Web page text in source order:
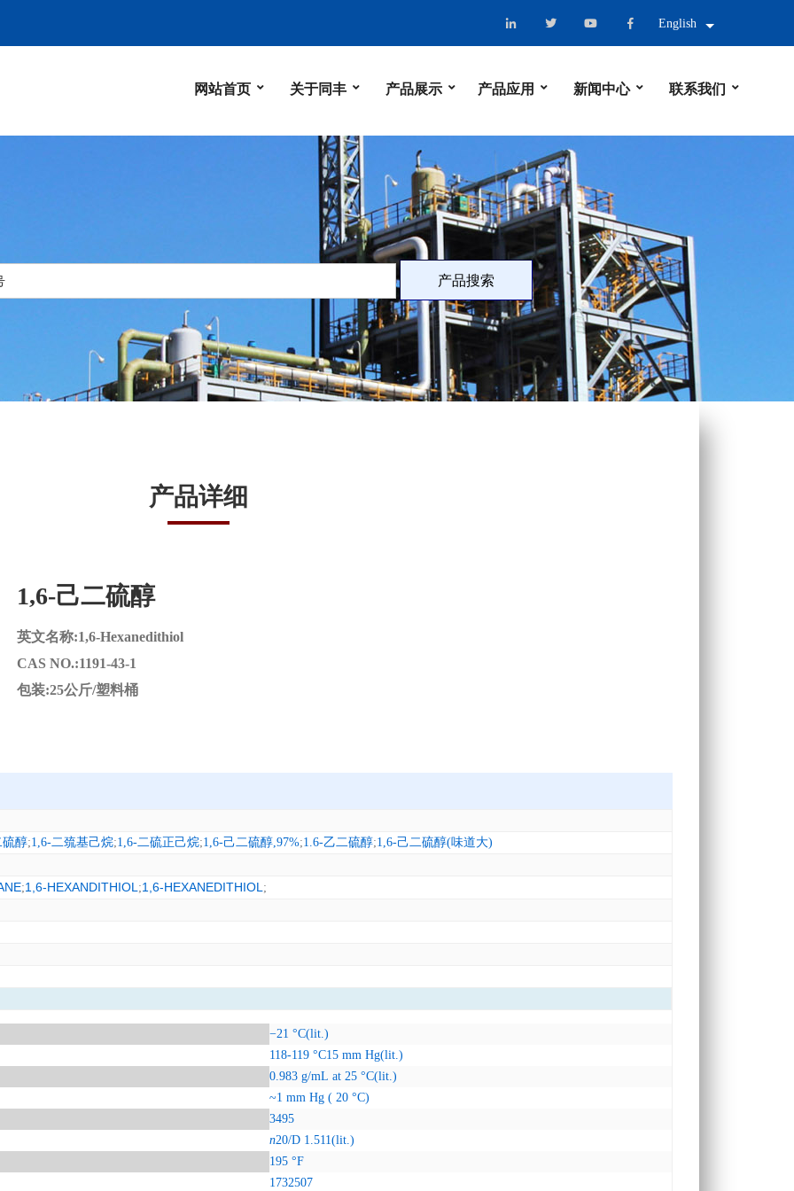
English
网站首页 关于同丰 产品展示 产品应用 新闻中心 联系我们
产品详细
1,6-己二硫醇
英文名称:1,6-Hexanedithiol
CAS NO.:1191-43-1
包装:25公斤/塑料桶
硫醇;1,6-二巯基己烷;1,6-二硫正己烷;1,6-己二硫醇,97%;1.6-乙二硫醇;1,6-己二硫醇(味道大)
;1,6-HEXANDITHIOL ;1,6-HEXANEDITHIOL ;
−21 °C(lit.)
118-119 °C15 mm Hg(lit.)
0.983 g/mL at 25 °C(lit.)
~1 mm Hg ( 20 °C)
3495
n20/D 1.511(lit.)
195 °F
1732507